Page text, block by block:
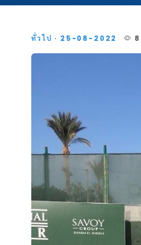
ทั่วไป · 25-08-2022 8